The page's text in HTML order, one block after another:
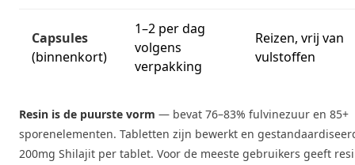
Capsules
(binnenkort)
1–2 per dag
volgens
verpakking
Reizen, vrij van
vulstoffen
Resin is de puurste vorm — bevat 76–83% fulvinezuur en 85+
sporenelementen. Tabletten zijn bewerkt en
200mg Shilajit per tablet. Voor de meeste gebruikers geeft